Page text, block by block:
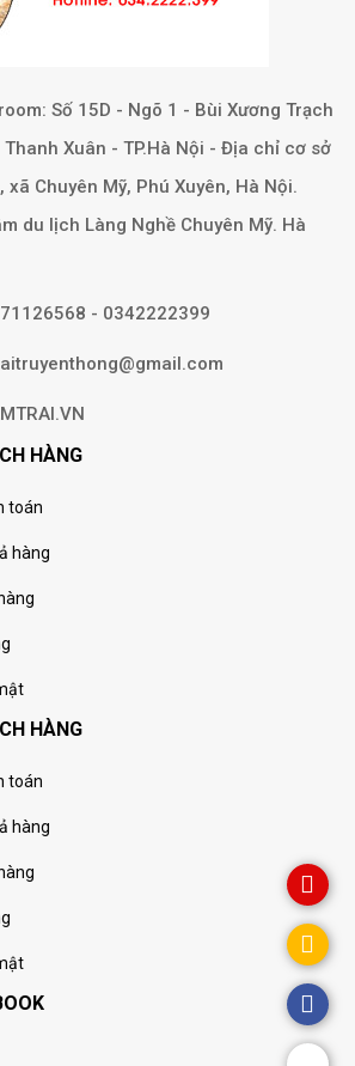
Số 15D - Ngõ 1 - Bùi Xương Trạch
Xuân - TP.Hà Nội - Địa chỉ cơ sở
xã Chuyên Mỹ, Phú Xuyên, Hà Nội.
du lịch Làng Nghề Chuyên Mỹ. Hà
- 0342222399
HÀNG
toán
hàng
HÀNG
toán
hàng